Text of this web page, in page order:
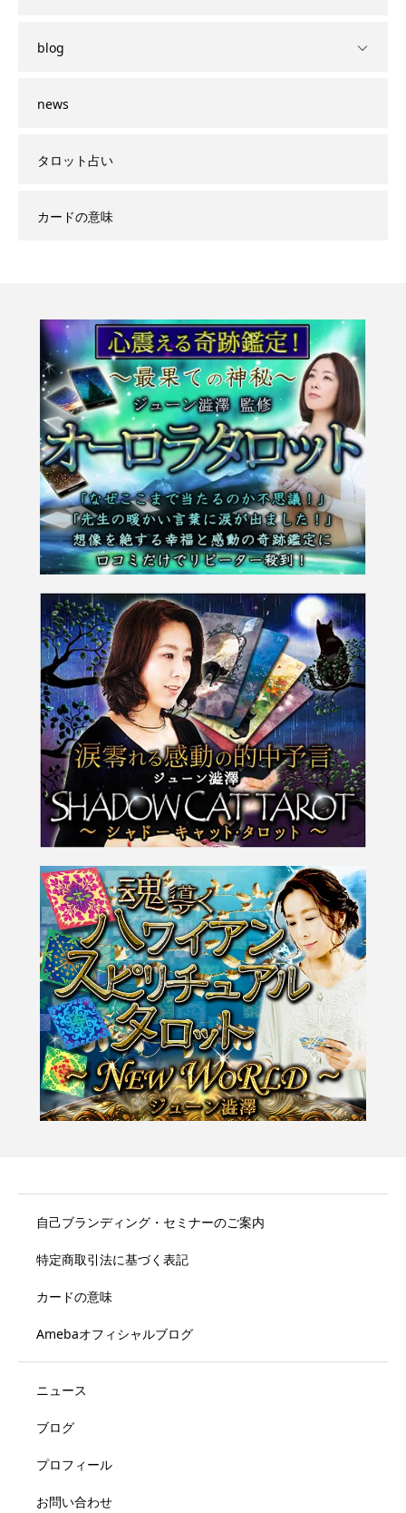
blog
news
タロット占い
カードの意味
自己ブランディング・セミナーのご案内
特定商取引法に基づく表記
カードの意味
Amebaオフィシャルブログ
ニュース
ブログ
プロフィール
お問い合わせ